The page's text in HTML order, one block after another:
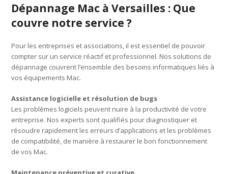
Dépannage Mac à Versailles : Que
couvre notre service ?
Pour les entreprises et associations, il est essentiel de pouvoir
compter sur un service réactif et professionnel. Nos solutions de
dépannage couvrent l’ensemble des besoins informatiques liés à
vos équipements Mac.
Assistance logicielle et résolution de bugs
Les problèmes logiciels peuvent nuire à la productivité de votre
entreprise. Nos experts sont qualifiés pour diagnostiquer et
résoudre rapidement les erreurs d’applications et les problèmes
de compatibilité, de manière à restaurer le bon fonctionnement
de vos Mac.